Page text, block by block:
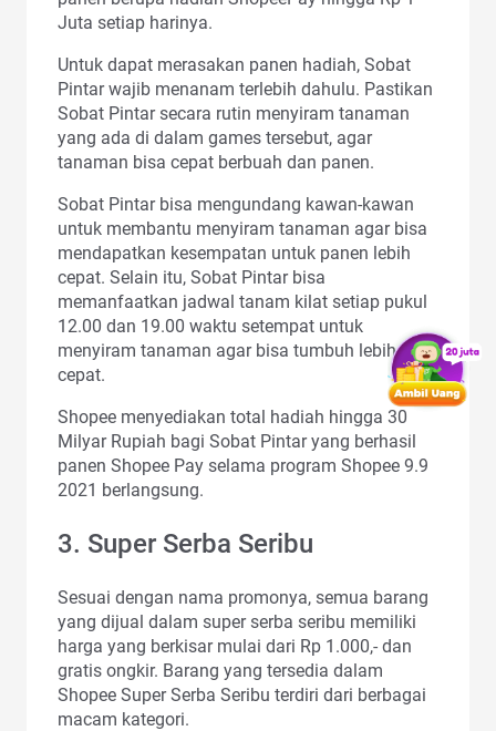
Juta setiap harinya.
Untuk dapat merasakan panen hadiah, Sobat
Pintar wajib menanam terlebih dahulu. Pastikan
Sobat Pintar secara rutin menyiram tanaman
yang ada di dalam games tersebut, agar
tanaman bisa cepat berbuah dan panen.
Sobat Pintar bisa mengundang kawan-kawan
untuk membantu menyiram tanaman agar bisa
mendapatkan kesempatan untuk panen lebih
cepat. Selain itu, Sobat Pintar bisa
memanfaatkan jadwal tanam kilat setiap pukul
12.00 dan 19.00 waktu setempat untuk
menyiram tanaman agar bisa tumbuh lebih
cepat.
Shopee menyediakan total hadiah hingga 30
Milyar Rupiah bagi Sobat Pintar yang berhasil
panen Shopee Pay selama program Shopee 9.9
2021 berlangsung.
3. Super Serba Seribu
Sesuai dengan nama promonya, semua barang
yang dijual dalam super serba seribu memiliki
harga yang berkisar mulai dari Rp 1.000,- dan
gratis ongkir. Barang yang tersedia dalam
Shopee Super Serba Seribu terdiri dari berbagai
macam kategori.